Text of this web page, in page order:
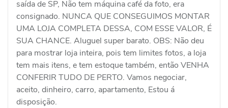
saída de SP, Não tem máquina café da foto, era
consignado. NUNCA QUE CONSEGUIMOS MONTAR
UMA LOJA COMPLETA DESSA, COM ESSE VALOR, É
SUA CHANCE. Aluguel super barato. OBS: Não deu
para mostrar loja inteira, pois tem limites fotos, a loja
tem mais itens, e tem estoque também, então VENHA
CONFERIR TUDO DE PERTO. Vamos negociar,
aceito, dinheiro, carro, apartamento, Estou á
disposição.